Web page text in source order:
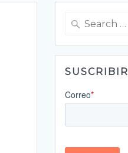
Search
SUSCRIBIR